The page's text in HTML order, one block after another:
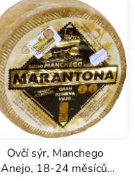
Ovčí sýr, Manchego
Anejo, 18-24 měsíců,